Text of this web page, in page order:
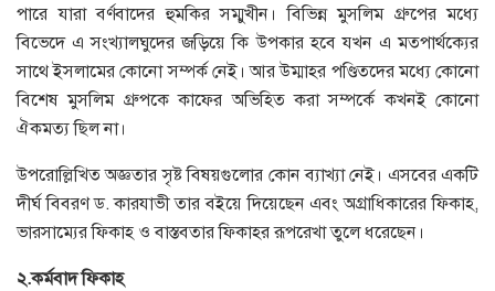
পারে যারা বর্ণবাদের হুমকির সম্মুখীন। বিভিন্ন মুসলিম গ্রুপের মধ্যে
বিভেদে এ সংখ্যালঘুদের জড়িয়ে কি উপকার হবে যখন এ মতপার্থক্যের
সাথে ইসলামের কোনো সম্পর্ক নেই। আর উম্মাহর পণ্ডিতদের মধ্যে কোনো
বিশেষ মুসলিম গ্রুপকে কাফের অভিহিত করা সম্পর্কে কখনই কোনো
ঐকমত্য ছিল না।
উপরোল্লিখিত অজ্ঞতার সৃষ্ট বিষয়গুলোর কোন ব্যাখ্যা নেই। এসবের একটি
দীর্ঘ বিবরণ ড. কারযাভী তার বইয়ে দিয়েছেন এবং অগ্রাধিকারের ফিকাহ,
ভারসাম্যের ফিকাহ ও বাস্তবতার ফিকাহর রূপরেখা তুলে ধরেছেন।
২.কর্মবাদফিকাহ